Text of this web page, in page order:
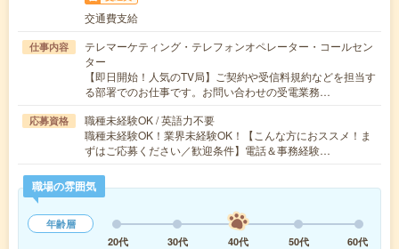
交通費支給
仕事内容
テレマーケティング・テレフォンオペレーター・コールセン
ター
【即日開始！人気のTV局】ご契約や受信料規約などを担当す
る部署でのお仕事です。お問い合わせの受電業務…
応募資格
職種未経験OK / 英語力不要
職種未経験OK！業界未経験OK！【こんな方におススメ！ま
ずはご応募ください／歓迎条件】電話＆事務経験…
職場の雰囲気
年齢層
20代
30代 40代 50代 60代